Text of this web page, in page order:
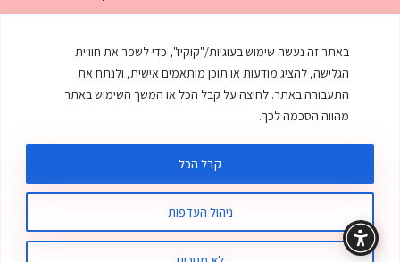
באתר זה נעשה שימוש בעוגיות/"קוקיז", כדי לשפר את חוויית
הגלישה, להציג מודעות או תוכן מותאמים אישית, ולנתח את
התעבורה באתר. לחיצה על קבל הכל או המשך השימוש באתר
מהווה הסכמה לכך.
ניהול העדפות
קבל הכל
מאפים
ממולאים
מרקים
עוגות
עוף
© כל הזכויות שמורות לענת אלישע | עיצוב ובניית אתר
תקנון האתר מדיניות פרטיות